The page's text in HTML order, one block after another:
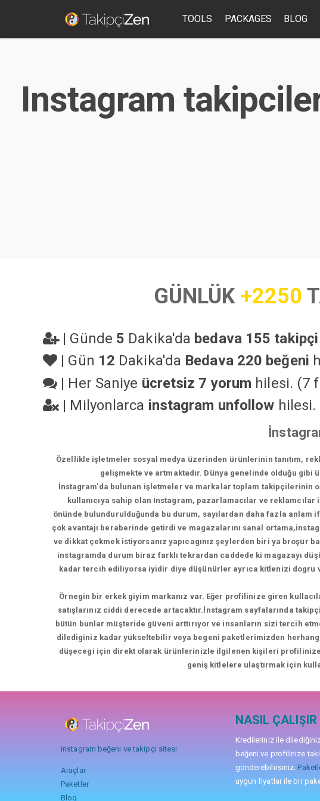
TOOLS PACKAGES BLOG
Instagram
GÜNLÜK +2250
| Günde 5 Dakika'da bedava 155 takipçi
| Gün 12 Dakika'da Bedava 220 beğeni
| Her Saniye ücretsiz 7 yorum hilesi. (7
| Milyonlarca instagram unfollow
Özellikle işletmeler sosyal medya üzerinden ürünlerinin tanıtım,
gelişmekte ve artmaktadır. Dünya genelinde olduğu gibi
İnstagram'da bulunan işletmeler ve markalar toplam takipçilerinin
kullanıcıya sahip olan Instagram, pazarlamacılar ve
önünde bulundurulduğunda bu durum, sayılardan daha fazla anlam
çok avantajı beraberinde getirdi ve magazalarını sanal
ve dikkat çekmek istiyorsanız yapıcagınız şeylerden biri ya broşür
instagramda durum biraz farklı tekrardan caddede ki magazayı
kadar tercih ediliyorsa iyidir diye düşünürler ayrıca kitlenizi dogru
Örnegin bir erkek giyim markanız var. Eğer profilinize giren
satışlarınız ciddi derecede artacaktır.İnstagram sayfalarında
bütün bunlar müşteride güveni arttırıyor ve insanların sizi tercih
dilediginiz kadar yükseltebilir veya begeni paketlerimizden
düşecegi için direkt olarak ürünlerinizle ilgilenen kişileri profilinize
geniş kitlelere ulaştırmak için
instagram beğeni ve takipçi sitesi
Araçlar
Paketler
Blog
NASIL ÇALIŞIR
Kredileriniz ile dilediğiniz
beğeni ve profilinize
gönderebilirsiniz.
uygun fiyatlar ile bir